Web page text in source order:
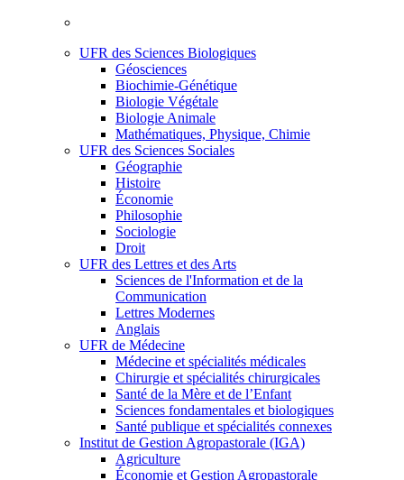
UFR des Sciences Biologiques
Géosciences
Biochimie-Génétique
Biologie Végétale
Biologie Animale
Mathématiques, Physique, Chimie
UFR des Sciences Sociales
Géographie
Histoire
Économie
Philosophie
Sociologie
Droit
UFR des Lettres et des Arts
Sciences de l'Information et de la
Communication
Lettres Modernes
Anglais
UFR de Médecine
Médecine et spécialités médicales
Chirurgie et spécialités chirurgicales
Santé de la Mère et de l’Enfant
Sciences fondamentales et biologiques
Santé publique et spécialités connexes
Institut de Gestion Agropastorale (IGA)
Agriculture
Économie et Gestion Agropastorale